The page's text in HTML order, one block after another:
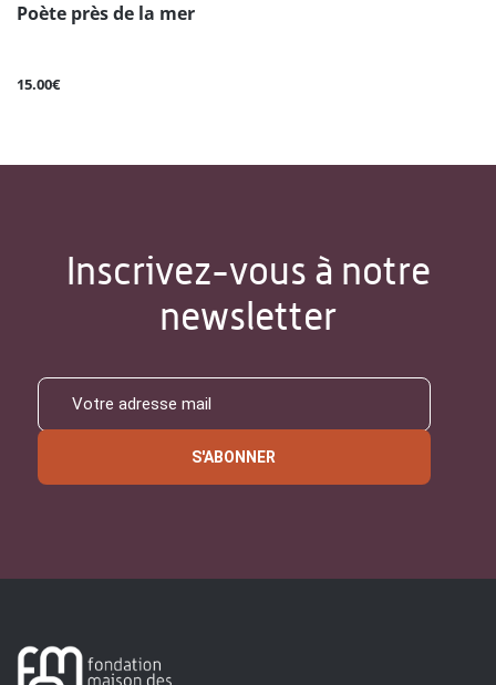
Poète près de la mer
15.00€
Inscrivez-vous à notre
newsletter
S'ABONNER